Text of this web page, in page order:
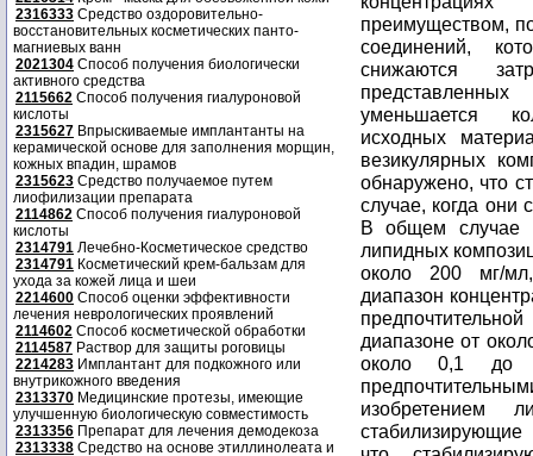
2316333 Средство оздоровительно-
восстановительных косметических панто-
магниевых ванн
2021304 Способ получения биологически
активного средства
2115662 Способ получения гиалуроновой
кислоты
2315627 Впрыскиваемые имплантанты на
керамической основе для заполнения морщин,
кожных впадин, шрамов
2315623 Средство получаемое путем
лиофилизации препарата
2114862 Способ получения гиалуроновой
кислоты
2314791 Лечебно-Косметическое средство
2314791 Косметический крем-бальзам для
ухода за кожей лица и шеи
2214600 Способ оценки эффективности
лечения неврологических проявлений
2114602 Способ косметической обработки
2114587 Раствор для защиты роговицы
2214283 Имплантант для подкожного или
внутрикожного введения
2313370 Медицинские протезы, имеющие
улучшенную биологическую совместимость
2313356 Препарат для лечения демодекоза
2313338 Средство на основе этиллинолеата и